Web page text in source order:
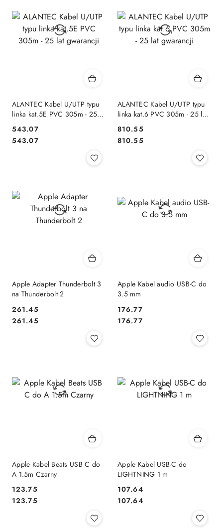
ALANTEC Kabel U/UTP typu
linka kat.5E PVC 305m - 25
Cena:
543.07
Cena:
543.07
ALANTEC Kabel U/UTP typu
linka kat.6 PVC 305m - 25 lat
Cena:
810.55
Cena:
810.55
Apple Adapter Thunderbolt 3
na Thunderbolt 2
Cena:
261.45
Cena:
261.45
Apple Kabel audio USB-C do
3.5 mm
Cena:
176.77
Cena:
176.77
Apple Kabel Beats USB C do
A 1.5m Czarny
Cena:
123.75
Cena:
123.75
Apple Kabel USB-C do
LIGHTNING 1 m
Cena:
107.64
Cena:
107.64